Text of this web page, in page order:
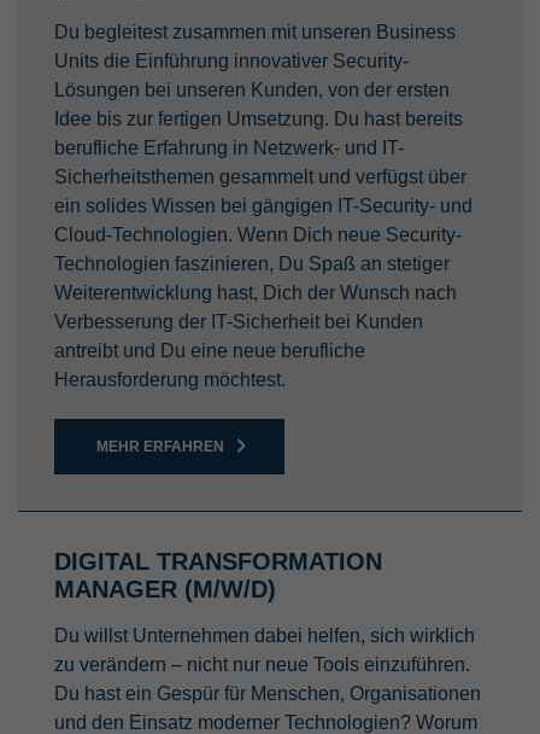
Du begleitest zusammen mit unseren Business
Units die Einführung innovativer Security-
Lösungen bei unseren Kunden, von der ersten
Idee bis zur fertigen Umsetzung. Du hast bereits
berufliche Erfahrung in Netzwerk- und IT-
Sicherheitsthemen gesammelt und verfügst über
ein solides Wissen bei gängigen IT-Security- und
Cloud-Technologien. Wenn Dich neue Security-
Technologien faszinieren, Du Spaß an stetiger
Weiterentwicklung hast, Dich der Wunsch nach
Verbesserung der IT-Sicherheit bei Kunden
antreibt und Du eine neue berufliche
Herausforderung möchtest.
MEHR ERFAHREN
DIGITAL TRANSFORMATION
MANAGER (M/W/D)
Du willst Unternehmen dabei helfen, sich wirklich
zu verändern – nicht nur neue Tools einzuführen.
Du hast ein Gespür für Menschen, Organisationen
und den Einsatz moderner Technologien? Worum